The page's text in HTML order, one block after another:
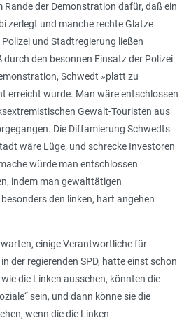
Rande der Demonstration dafür, daß ein
zerlegt und manche rechte Glatze
und Stadtregierung ließen
durch den besonnen Einsatz der Polizei
Schwedt »platt zu
erreicht wurde. Man wäre entschlossen
Gewalt-Touristen aus
Die Diffamierung Schwedts
wäre Lüge, und schrecke Investoren
würde man entschlossen
indem man gewalttätigen
den linken, hart angehen
einige Verantwortliche für
der regierenden SPD, hatte einst schon
die Linken aussehen, könnten die
sein, und dann könne sie die
wenn die die Linken